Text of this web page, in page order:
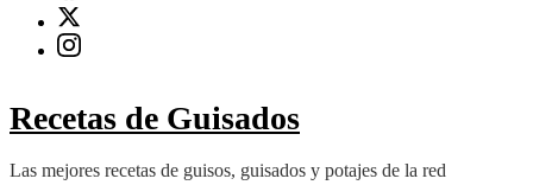
Recetas de Guisados
Las mejores recetas de guisos, guisados y potajes de la red